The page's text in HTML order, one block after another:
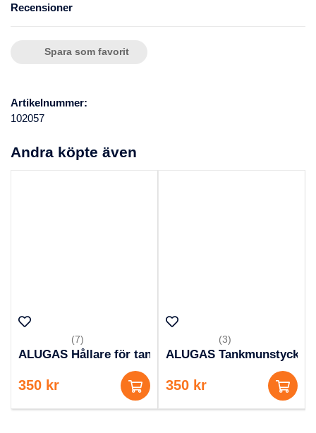
Recensioner
Spara som favorit
Artikelnummer:
102057
Andra köpte även
(7)
ALUGAS Hållare för tankflaska
350 kr
(3)
ALUGAS Tankmunstycke
350 kr